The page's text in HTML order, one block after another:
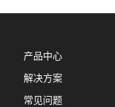
产品中心
解决方案
常见问题